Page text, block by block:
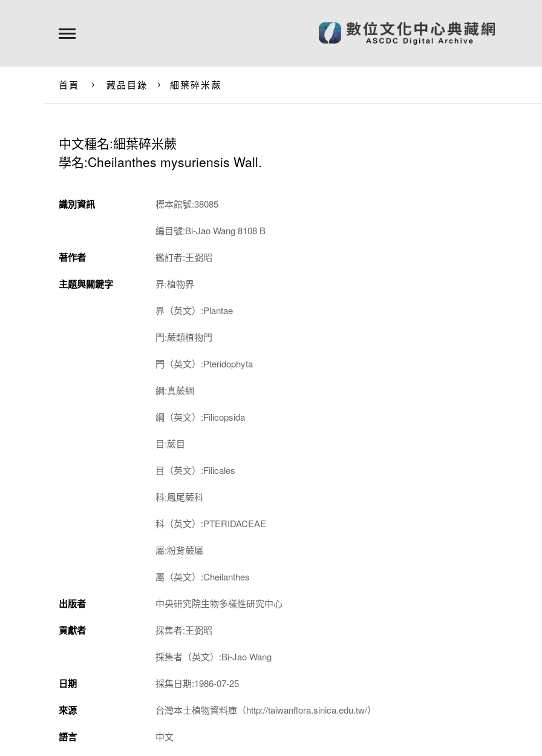
首頁 藏品目錄 細葉碎米蕨
中文種名:細葉碎米蕨
學名:Cheilanthes mysuriensis Wall.
識別資訊 標本館號:38085
編目號:Bi-Jao Wang 8108 B
著作者 鑑訂者:王弼昭
主題與關鍵字 界:植物界
界（英文）:Plantae
門:蕨類植物門
門（英文）:Pteridophyta
綱:真蕨綱
綱（英文）:Filicopsida
目:蕨目
目（英文）:Filicales
科:鳳尾蕨科
科（英文）:PTERIDACEAE
屬:粉背蕨屬
屬（英文）:Cheilanthes
出版者 中央研究院生物多樣性研究中心
貢獻者 採集者:王弼昭
採集者（英文）:Bi-Jao Wang
日期 採集日期:1986-07-25
來源 台灣本土植物資料庫（http://taiwanflora.sinica.edu.tw/）
語言 中文